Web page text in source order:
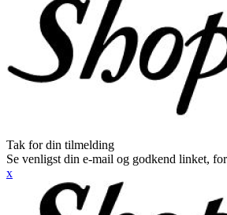
Tak for din tilmelding
Se venligst din e-mail og godkend linket,
x